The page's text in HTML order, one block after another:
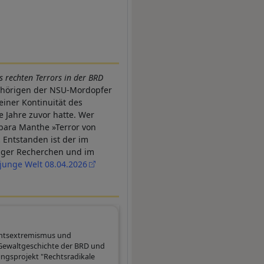
rechten Terrors in der BRD
der NSU-Mordopfer
Kontinuität des
Jahre zuvor hatte. Wer
Manthe »Terror von
Entstanden ist der im
Recherchen und im
junge Welt 08.04.2026
und
der BRD und
"Rechtsradikale